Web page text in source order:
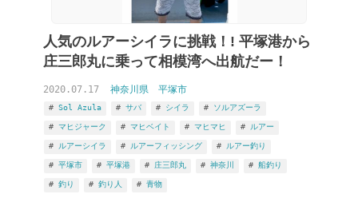
人気のルアーシイラに挑戦！! 平塚港から
庄三郎丸に乗って相模湾へ出航だー！
2020.07.17 神奈川県 平塚市
Sol Azula サバ シイラ ソルアズーラ
マヒジャーク マヒベイト マヒマヒ ルアー
ルアーシイラ ルアーフィッシング ルアー釣り
平塚市 平塚港 庄三郎丸 神奈川 船釣り
釣り 釣り人 青物